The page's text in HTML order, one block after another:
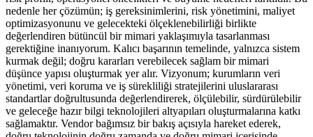
nedenle her çözümün; iş gereksinimlerini, risk yönetimini, maliyet
optimizasyonunu ve gelecekteki ölçeklenebilirliği birlikte
değerlendiren bütüncül bir mimari yaklaşımıyla tasarlanması
gerektiğine inanıyorum. Kalıcı başarının temelinde, yalnızca sistem
kurmak değil; doğru kararları verebilecek sağlam bir mimari
düşünce yapısı oluşturmak yer alır. Vizyonum; kurumların veri
yönetimi, veri koruma ve iş sürekliliği stratejilerini uluslararası
standartlar doğrultusunda değerlendirerek, ölçülebilir, sürdürülebilir
ve geleceğe hazır bilgi teknolojileri altyapıları oluşturmalarına katkı
sağlamaktır. Vendor bağımsız bir bakış açısıyla hareket ederek,